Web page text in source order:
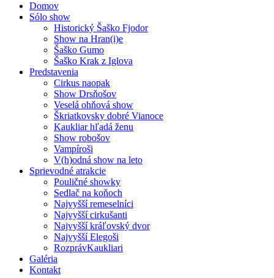
Domov
Sólo show
Historický Šaško Fjodor
Show na Hran(i)e
Šaško Gumo
Šaško Krak z Iglova
Predstavenia
Cirkus naopak
Show Drsňošov
Veselá ohňová show
Škriatkovsky dobré Vianoce
Kaukliar hľadá ženu
Show robošov
Vampíroši
V(h)odná show na leto
Sprievodné atrakcie
Pouličné showky
Sedlač na koňoch
Najvyšší remeselníci
Najvyšší cirkušanti
Najvyšší kráľovský dvor
Najvyšší Elegoši
RozprávKaukliari
Galéria
Kontakt